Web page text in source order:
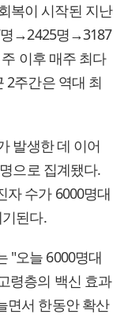
복이 시작된 지난
명→2425명→3187
이후 매주 최다
2주간은 역대 최
발생한 데 이어
으로 집계됐다.
자 수가 6000명대
된다.
"오늘 6000명대
령층의 백신 효과
면서 한동안 확산